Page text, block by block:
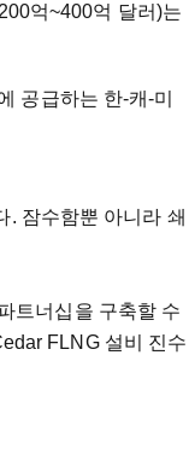
억~400억 달러)는
공급하는 한-캐-미
. 잠수함뿐 아니라 쇄
트너십을 구축할 수
FLNG 설비 진수